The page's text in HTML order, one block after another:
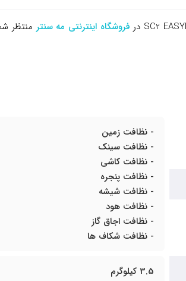
فروشگاه اینترنتی مه سنتر منتظر
- نظافت زمین
- نظافت سینک
- نظافت کاشی
- نظافت پنجره
- نظافت شیشه
- نظافت هود
- نظافت اجاق گاز
- نظافت شکاف ها
3.5 کیلوگرم